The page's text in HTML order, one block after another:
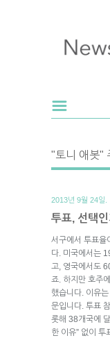
"토니 애봇"
2013년 9월 24일.
투표, 선택
서구에서 투표율
다. 미국에서는
고, 영국에서도
죠. 하지만 호주
했습니다. 이유
문입니다. 투표
롯해 38개국에
한 이유” 없이 투